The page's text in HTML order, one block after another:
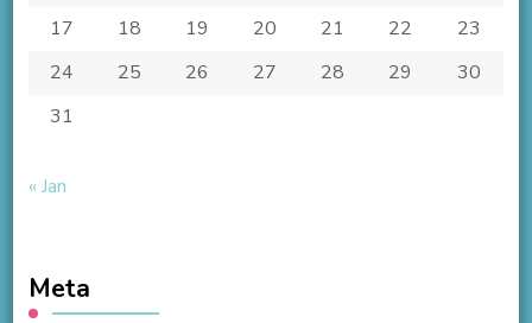
17
18 19 20 21 22
23
24
25 26 27 28 29
30
31
« Jan
Meta